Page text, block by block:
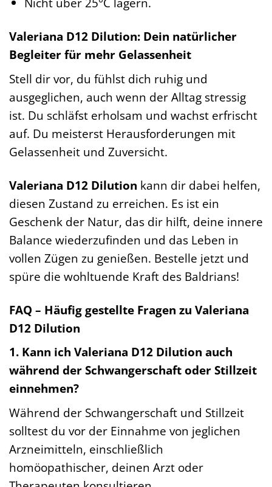
Valeriana D12 Dilution: Dein natürlicher
Begleiter für mehr Gelassenheit
Stell dir vor, du fühlst dich ruhig und
ausgeglichen, auch wenn der Alltag stressig
ist. Du schläfst erholsam und wachst erfrischt
auf. Du meisterst Herausforderungen mit
Gelassenheit und Zuversicht.
Valeriana D12 Dilution kann dir dabei helfen,
diesen Zustand zu erreichen. Es ist ein
Geschenk der Natur, das dir hilft, deine innere
Balance wiederzufinden und das Leben in
vollen Zügen zu genießen. Bestelle jetzt und
spüre die wohltuende Kraft des Baldrians!
FAQ – Häufig gestellte Fragen zu Valeriana
D12 Dilution
1. Kann ich Valeriana D12 Dilution auch
während der Schwangerschaft oder Stillzeit
einnehmen?
Während der Schwangerschaft und Stillzeit
solltest du vor der Einnahme von jeglichen
Arzneimitteln, einschließlich
homöopathischer, deinen Arzt oder